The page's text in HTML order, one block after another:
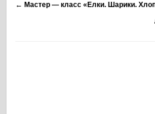
← Мастер — класс «Елки. Шарики.